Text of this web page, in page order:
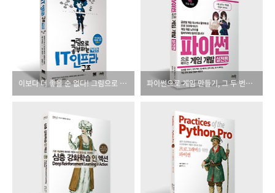
이보다 더 좋을 순 없다! 그림으로 이해하는 인프라 구조의 모든 것! 파이썬으로 게임 만들기, 그 두 번째 이야기(실전편)